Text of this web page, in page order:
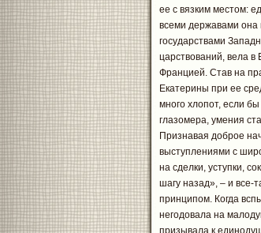
ее с вязким местом:
всеми державами она
государствами
царствований, вела в
Францией. Став на
Екатерины при ее
много хлопот, если
глазомера, умения
Признавая доброе
выступлениями с
на сделки, уступки,
шагу назад», – и все-
принципом. Когда
негодовала на
призывала к